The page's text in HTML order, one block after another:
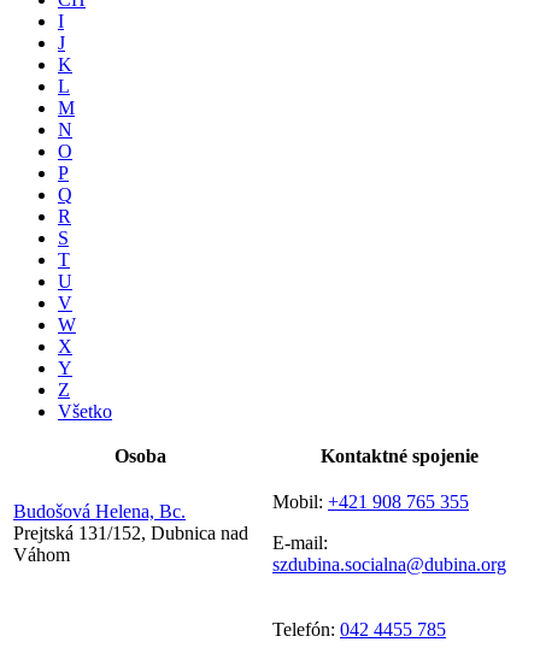
I
J
K
L
M
N
O
P
Q
R
S
T
U
V
W
X
Y
Z
Všetko
Osoba Kontaktné spojenie
Budošová Helena, Bc.
Prejtská 131/152, Dubnica nad
Váhom
Mobil: +421 908 765 355
E-mail:
szdubina.socialna@dubina.org
Telefón: 042 4455 785